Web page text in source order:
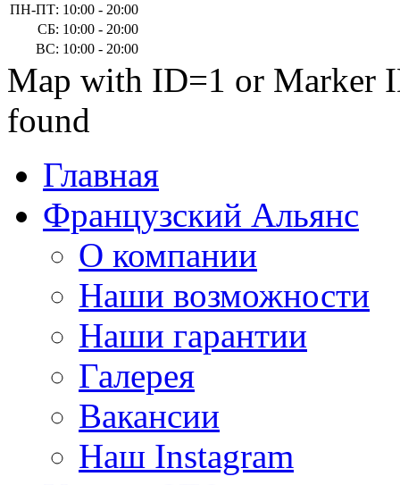
ПН-ПТ: 10:00 - 20:00
СБ: 10:00 - 20:00
ВС: 10:00 - 20:00
Map with ID=1 or Marker
found
Главная
Французский Альянс
О компании
Наши возможности
Наши гарантии
Галерея
Вакансии
Наш Instagram